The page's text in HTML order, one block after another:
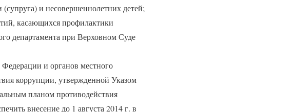
(супруга) и несовершеннолетних детей;
касающихся профилактики
департамента при Верховном Суде
Федерации и органов местного
коррупции, утвержденной Указом
планом противодействия
внесение до 1 августа 2014 г. в